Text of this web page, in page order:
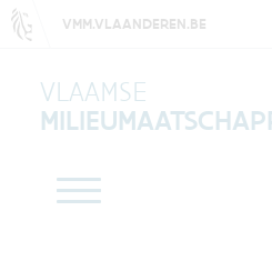
VMM.VLAANDEREN.BE
VLAAMSE